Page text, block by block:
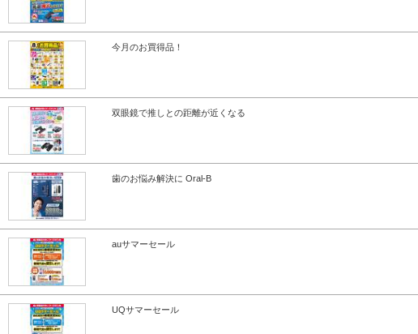
今月のお買得品！
双眼鏡で推しとの距離が近くなる
歯のお悩み解決に Oral-B
auサマーセール
UQサマーセール